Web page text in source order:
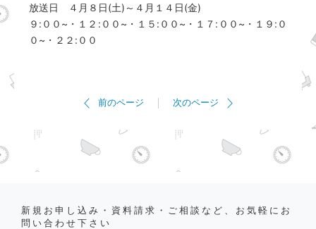
放送日 ４月８日(土)～４月１４日(金)
９:００~・１２:００~・１５:００~・１７:００~・１９:０
０~・２２:００
前のページ 次のページ
新規お申し込み・資料請求・ご相談など、お気軽にお
問い合わせ下さい